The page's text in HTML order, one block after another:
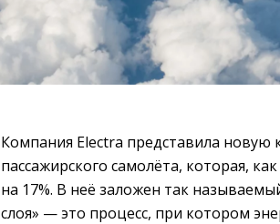
Компания Electra представила
пассажирского самолёта, которая,
на 17%. В неё заложен так
слоя» — это процесс, при котором